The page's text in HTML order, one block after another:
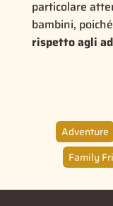
particolare
bambini, poiché
rispetto agli
Adventure
Family